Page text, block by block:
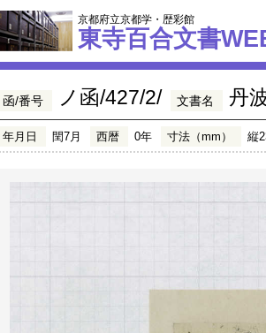
京都府立京都学・歴彩館
東寺百合文書
函/番号 ノ函/427/2/ 文書名 丹
年月日 閏7月 西暦 0年 寸法（mm） 縦